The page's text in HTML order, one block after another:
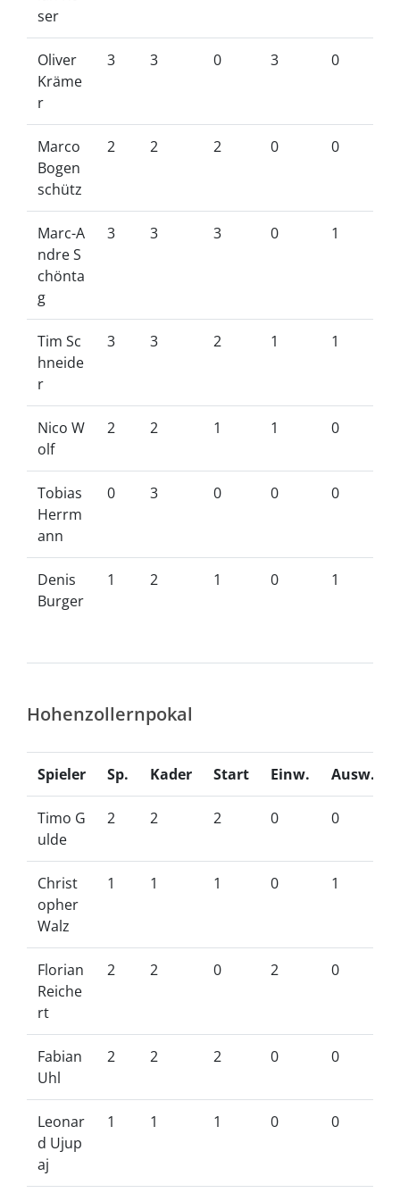
ser
Oliver
Kräme
r
3 3 0 3 0
Marco
Bogen
schütz
2 2 2 0 0
Marc-A
ndre S
chönta
g
3 3 3 0 1
Tim Sc
hneide
r
3 3 2 1 1
Nico W
olf
2 2 1 1 0
Tobias
Herrm
ann
0 3 0 0 0
Denis
Burger
1 2 1 0 1
Hohenzollernpokal
Spieler Sp. Kader Start Einw. Ausw.
Timo G
ulde
2 2 2 0 0
Christ
opher
Walz
1 1 1 0 1
Florian
Reiche
rt
2 2 0 2 0
Fabian
Uhl
2 2 2 0 0
Leonar
d Ujup
aj
1 1 1 0 0